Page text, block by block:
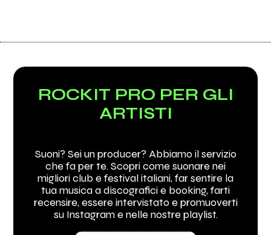
ROCKIT PRO PER GLI
ARTISTI
Suoni? Sei un producer? Abbiamo il servizio
che fa per te. Scopri come suonare nei
migliori club e festival italiani, far sentire la
tua musica a discografici e booking, farti
recensire, essere intervistato e promuoverti
su Instagram e nelle nostre playlist.